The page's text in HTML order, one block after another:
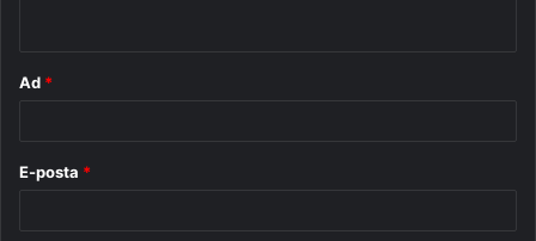
Ad *
E-posta *